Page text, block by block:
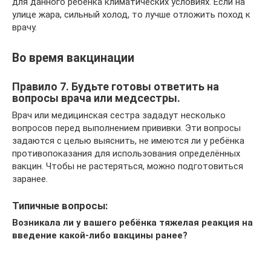
улице жара, сильный холод, то лучше отложить поход к
врачу.
Во время вакцинации
Правило 7. Будьте готовы ответить на
вопросы врача или медсестры.
Врач или медицинская сестра зададут несколько
вопросов перед выполнением прививки. Эти вопросы
задаются с целью выяснить, не имеются ли у ребёнка
противопоказания для использования определённых
вакцин. Чтобы не растеряться, можно подготовиться
заранее.
Типичные вопросы:
Возникала ли у вашего ребёнка тяжелая реакция на
введение какой-либо вакцины ранее?